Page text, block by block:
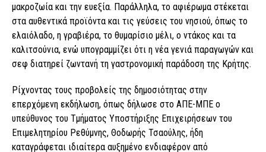
μακροζωία και την ευεξία. Παράλληλα, το αφιέρωμα στέκεται
στα αυθεντικά προϊόντα και τις γεύσεις του νησιού, όπως το
ελαιόλαδο, η γραβιέρα, το θυμαρίσιο μέλι, ο ντάκος και τα
καλιτσούνια, ενώ υπογραμμίζει ότι η νέα γενιά παραγωγών και
σεφ διατηρεί ζωντανή τη γαστρονομική παράδοση της Κρήτης.
Ρίχνοντας τους προβολείς της δημοσιότητας στην
επερχόμενη εκδήλωση, όπως δήλωσε στο ΑΠΕ-ΜΠΕ ο
υπεύθυνος του Τμήματος Υποστήριξης Επιχειρήσεων του
Επιμελητηρίου Ρεθύμνης, Θοδωρής Τσαούλης, ήδη
καταγράφεται ιδιαίτερα αυξημένο ενδιαφέρον από